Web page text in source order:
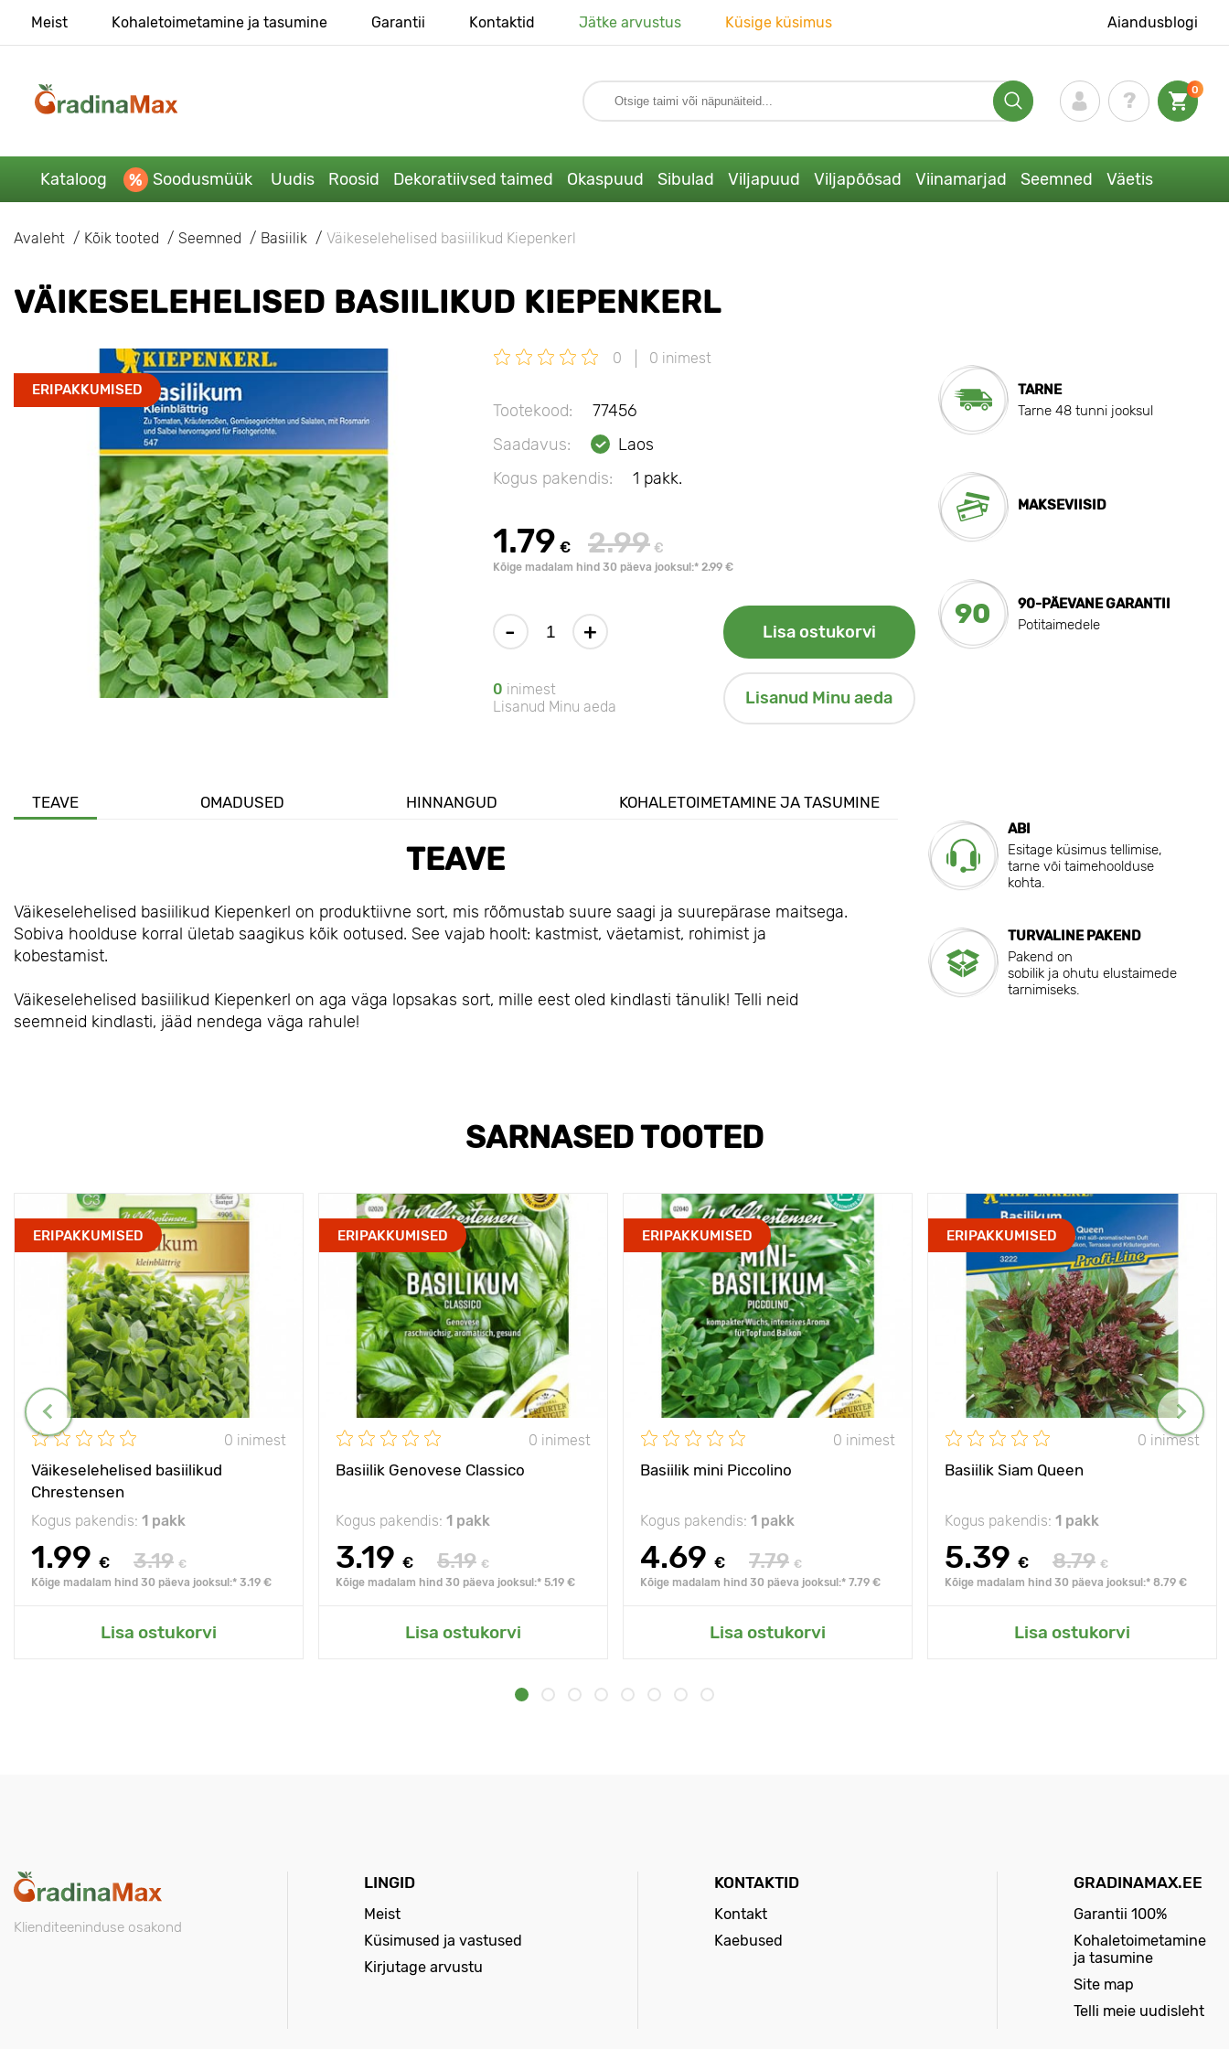
Meist Kohaletoimetamine ja tasumine Garantii Kontaktid Jätke arvustus Küsige küsimus Aiandusblogi
0
Kataloog Soodusmüük Uudis Roosid Dekoratiivsed taimed Okaspuud Sibulad Viljapuud Viljapõõsad Viinamarjad Seemned Väetis
Avaleht Kõik tooted Seemned Basiilik Väikeselehelised basiilikud Kiepenkerl
VÄIKESELEHELISED BASIILIKUD KIEPENKERL
ERIPAKKUMISED
0 0 inimest
Tootekood:
77456
Saadavus:
Laos
Kogus pakendis:
1 pakk.
1.79 € 2.99 €
Kõige madalam hind 30 päeva jooksul:* 2.99 €
- + Lisa ostukorvi
0 inimest
Lisanud Minu aeda
Lisanud Minu aeda
TARNE
Tarne 48 tunni jooksul
MAKSEVIISID
90
90-PÄEVANE GARANTII
Potitaimedele
TEAVE OMADUSED HINNANGUD KOHALETOIMETAMINE JA TASUMINE
TEAVE
Väikeselehelised basiilikud Kiepenkerl on produktiivne sort, mis rõõmustab suure saagi ja suurepärase maitsega.
Sobiva hoolduse korral ületab saagikus kõik ootused. See vajab hoolt: kastmist, väetamist, rohimist ja
kobestamist.
Väikeselehelised basiilikud Kiepenkerl on aga väga lopsakas sort, mille eest oled kindlasti tänulik! Telli neid
seemneid kindlasti, jääd nendega väga rahule!
ABI
Esitage küsimus tellimise,
tarne või taimehoolduse
kohta.
TURVALINE PAKEND
Pakend on
sobilik ja ohutu elustaimede
tarnimiseks.
SARNASED TOOTED
ERIPAKKUMISED
0 inimest
Väikeselehelised basiilikud
Chrestensen
Kogus pakendis: 1 pakk
1.99 € 3.19 €
Kõige madalam hind 30 päeva jooksul:* 3.19 €
Lisa ostukorvi
ERIPAKKUMISED
0 inimest
Basiilik Genovese Classico
Kogus pakendis: 1 pakk
3.19 € 5.19 €
Kõige madalam hind 30 päeva jooksul:* 5.19 €
Lisa ostukorvi
ERIPAKKUMISED
0 inimest
Basiilik mini Piccolino
Kogus pakendis: 1 pakk
4.69 € 7.79 €
Kõige madalam hind 30 päeva jooksul:* 7.79 €
Lisa ostukorvi
ERIPAKKUMISED
0 inimest
Basiilik Siam Queen
Kogus pakendis: 1 pakk
5.39 € 8.79 €
Kõige madalam hind 30 päeva jooksul:* 8.79 €
Lisa ostukorvi
Klienditeeninduse osakond
LINGID
Meist
Küsimused ja vastused
Kirjutage arvustu
KONTAKTID
Kontakt
Kaebused
GRADINAMAX.EE
Garantii 100%
Kohaletoimetamine
ja tasumine
Site map
Telli meie uudisleht